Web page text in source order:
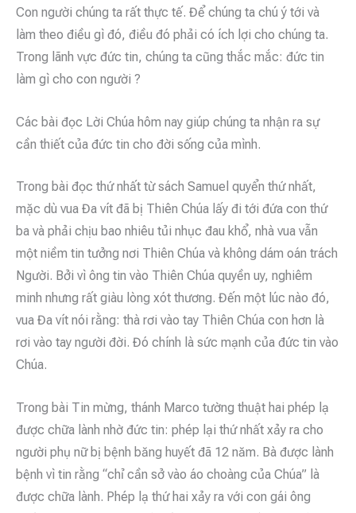
Con người chúng ta rất thực tế. Để chúng ta chú ý tới và
làm theo điều gì đó, điều đó phải có ích lợi cho chúng ta.
Trong lãnh vực đức tin, chúng ta cũng thắc mắc: đức tin
làm gì cho con người ?
Các bài đọc Lời Chúa hôm nay giúp chúng ta nhận ra sự
cần thiết của đức tin cho đời sống của mình.
Trong bài đọc thứ nhất từ sách Samuel quyển thứ nhất,
mặc dù vua Đa vít đã bị Thiên Chúa lấy đi tới đứa con thứ
ba và phải chịu bao nhiêu tủi nhục đau khổ, nhà vua vẫn
một niềm tin tưởng nơi Thiên Chúa và không dám oán trách
Người. Bởi vì ông tin vào Thiên Chúa quyền uy, nghiêm
minh nhưng rất giàu lòng xót thương. Đến một lúc nào đó,
vua Đa vít nói rằng: thà rơi vào tay Thiên Chúa con hơn là
rơi vào tay người đời. Đó chính là sức mạnh của đức tin vào
Chúa.
Trong bài Tin mừng, thánh Marco tường thuật hai phép lạ
được chữa lành nhờ đức tin: phép lại thứ nhất xảy ra cho
người phụ nữ bị bệnh băng huyết đã 12 năm. Bà được lành
bệnh vì tin rằng “chỉ cần sở vào áo choàng của Chúa” là
được chữa lành. Phép lạ thứ hai xảy ra với con gái ông